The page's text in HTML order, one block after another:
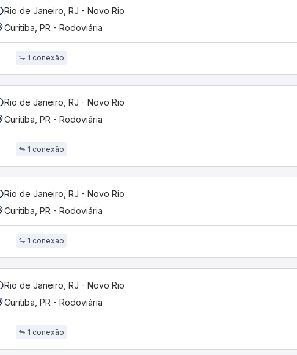
Rio de Janeiro, RJ - Novo Rio
Curitiba, PR - Rodoviária
1 conexão
Rio de Janeiro, RJ - Novo Rio
Curitiba, PR - Rodoviária
1 conexão
Rio de Janeiro, RJ - Novo Rio
Curitiba, PR - Rodoviária
1 conexão
Rio de Janeiro, RJ - Novo Rio
Curitiba, PR - Rodoviária
1 conexão